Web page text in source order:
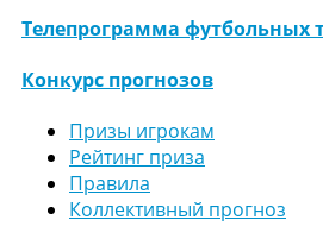
Телепрограмма футбольных
Конкурс прогнозов
Призы игрокам
Рейтинг приза
Правила
Коллективный прогноз